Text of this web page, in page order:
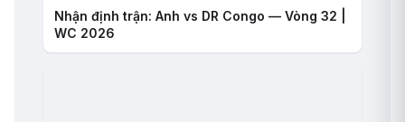
Nhận định trận: Anh vs DR Congo — Vòng 32 |
WC 2026